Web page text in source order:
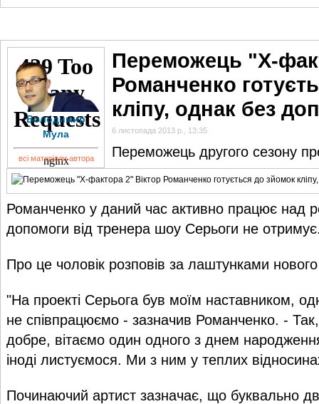
Володимир
Мула
всі матеріали автора
Переможець "X-
Романченко
кліпу, однак без
6 листопада 2013 р., 13:35
Переможець другого сезону
Романченко у даний час активно працює над
допомоги від тренера шоу Серьоги не
Про це чоловік розповів за лаштунками
"На проекті Серьога був моїм наставником,
не співпрацюємо - зазначив Романченко. -
добре, вітаємо один одного з днем
іноді листуємося. Ми з ним у теплих
Починаючий артист зазначає, що буквально